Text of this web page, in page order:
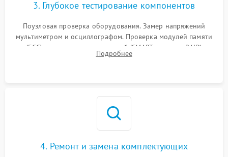
3. Глубокое тестирование компонентов
Поузловая проверка оборудования. Замер напряжений
мультиметром и осциллографом. Проверка модулей памяти
(ECC) и состояния накопителей (SMART, массивы RAID)
специализированными диагностическими утилитами.
Подробнее
4. Ремонт и замена комплектующих